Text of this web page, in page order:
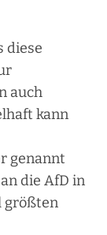
diese
auch
kann
genannt
die AfD in
größten